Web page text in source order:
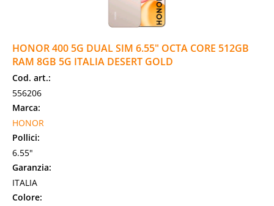
HONOR 400 5G DUAL SIM 6.55" OCTA CORE 512GB
RAM 8GB 5G ITALIA DESERT GOLD
Cod. art.:
556206
Marca:
HONOR
Pollici:
6.55"
Garanzia:
ITALIA
Colore: